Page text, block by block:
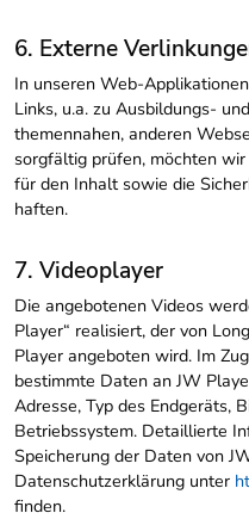
6. Externe
In unseren Web-
Links, u.a. zu Ausbildungs-
themennahen, anderen
sorgfältig prüfen, möchten
für den Inhalt sowie die
haften.
7. Videoplayer
Die angebotenen Videos
Player“ realisiert, der von
Player angeboten wird. Im
bestimmte Daten an JW
Adresse, Typ des Endgeräts,
Betriebssystem. Detaillierte
Speicherung der Daten von
Datenschutzerklärung unter
finden.